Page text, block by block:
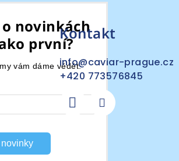
novinkách
první?
vám dáme vědět.
Kontakt
info@caviar-prague.cz
+420 773576845